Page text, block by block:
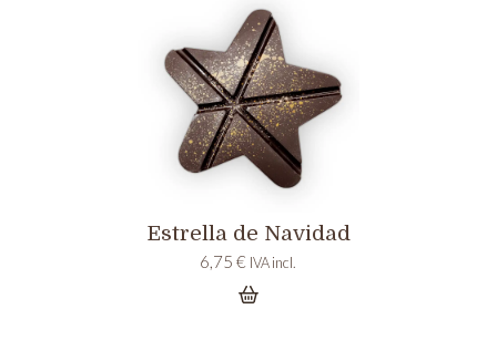
Estrella de Navidad
6,75€ IVA incl.